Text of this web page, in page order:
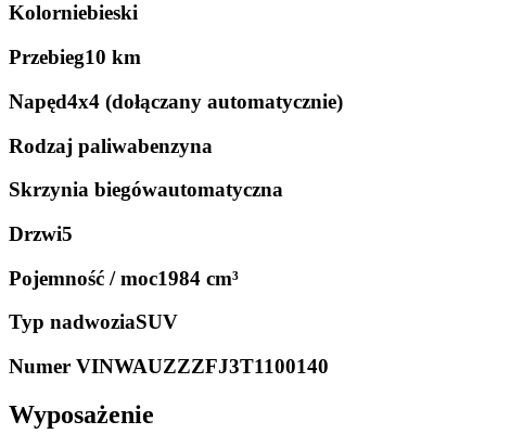
Kolorniebieski
Przebieg10 km
Napęd4x4 (dołączany automatycznie)
Rodzaj paliwabenzyna
Skrzynia biegówautomatyczna
Drzwi5
Pojemność / moc1984 cm³
Typ nadwoziaSUV
Numer VINWAUZZZFJ3T1100140
Wyposażenie